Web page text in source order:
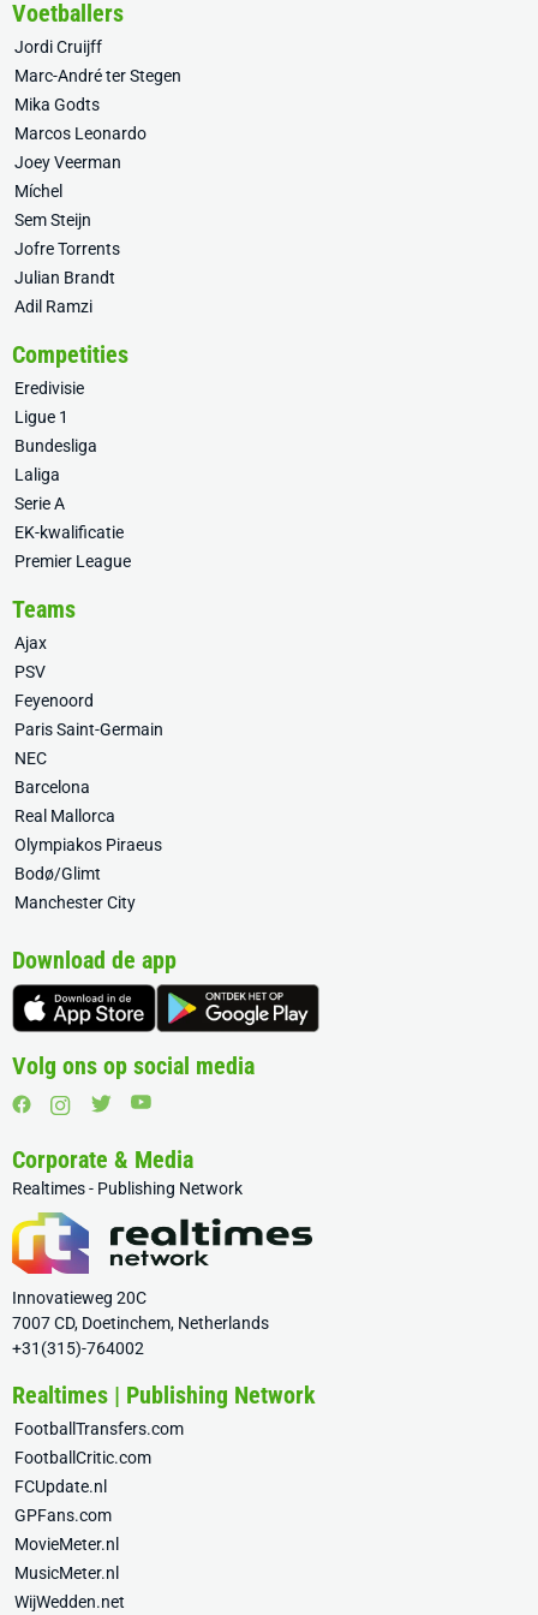
Voetballers
Jordi Cruijff
Marc-André ter Stegen
Mika Godts
Marcos Leonardo
Joey Veerman
Míchel
Sem Steijn
Jofre Torrents
Julian Brandt
Adil Ramzi
Competities
Eredivisie
Ligue 1
Bundesliga
Laliga
Serie A
EK-kwalificatie
Premier League
Teams
Ajax
PSV
Feyenoord
Paris Saint-Germain
NEC
Barcelona
Real Mallorca
Olympiakos Piraeus
Bodø/Glimt
Manchester City
Download de app
Volg ons op social media
Corporate & Media
Realtimes - Publishing Network
Innovatieweg 20C
7007 CD, Doetinchem, Netherlands
+31(315)-764002
Realtimes | Publishing Network
FootballTransfers.com
FootballCritic.com
FCUpdate.nl
GPFans.com
MovieMeter.nl
MusicMeter.nl
WijWedden.net